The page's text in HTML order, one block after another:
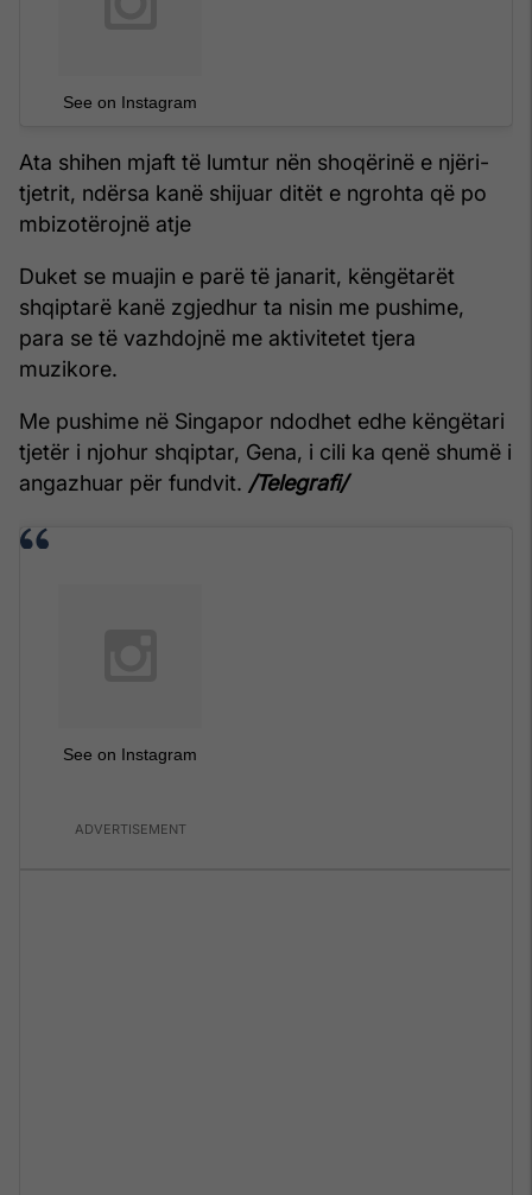
See on Instagram
Ata shihen mjaft të lumtur nën shoqërinë e njëri-
tjetrit, ndërsa kanë shijuar ditët e ngrohta që po
mbizotërojnë atje
Duket se muajin e parë të janarit, këngëtarët
shqiptarë kanë zgjedhur ta nisin me pushime,
para se të vazhdojnë me aktivitetet tjera
muzikore.
Me pushime në Singapor ndodhet edhe këngëtari
tjetër i njohur shqiptar, Gena, i cili ka qenë shumë i
angazhuar për fundvit. /Telegrafi/
See on Instagram